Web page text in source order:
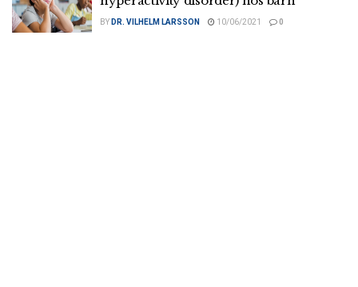
BY DR. VILHELM LARSSON 10/06/2021 0